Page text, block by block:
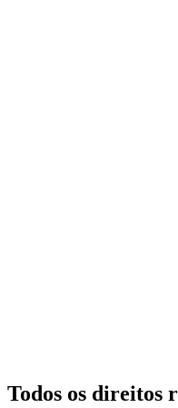
Todos os direitos